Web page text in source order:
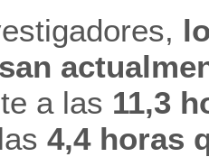
a las 11,3
4,4 horas